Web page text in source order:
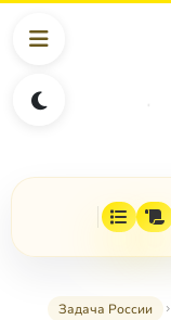
Задача России